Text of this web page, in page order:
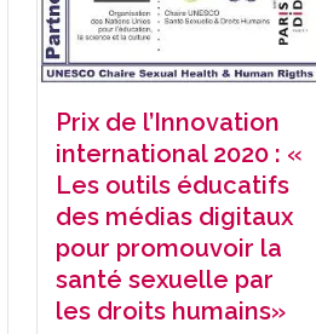
Prix de l’Innovation
international 2020 : «
Les outils éducatifs
des médias digitaux
pour promouvoir la
santé sexuelle par
les droits humains»